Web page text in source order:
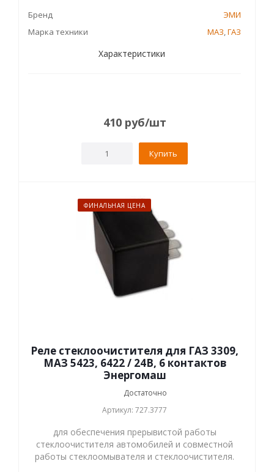
Бренд
ЭМИ
Марка техники
МАЗ,ГАЗ
Характеристики
410 руб/шт
Купить
ФИНАЛЬНАЯ ЦЕНА
Реле стеклоочистителя для ГАЗ 3309,
МАЗ 5423, 6422 / 24В, 6 контактов
Энергомаш
Достаточно
Артикул: 727.3777
для обеспечения прерывистой работы
стеклоочистителя автомобилей и совместной
работы стеклоомывателя и стеклоочистителя.